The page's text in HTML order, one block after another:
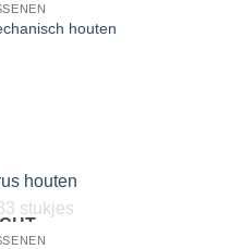
houten